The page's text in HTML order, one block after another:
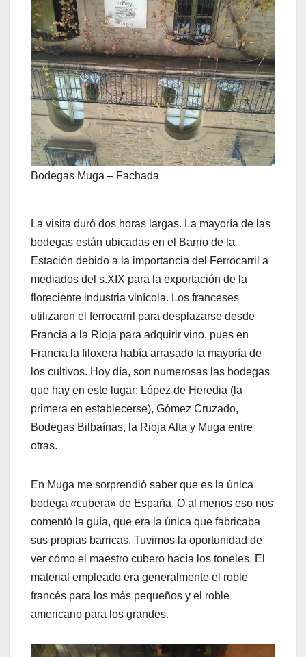
Bodegas Muga – Fachada
La visita duró dos horas largas. La mayoría de las
bodegas están ubicadas en el Barrio de la
Estación debido a la importancia del Ferrocarril a
mediados del s.XIX para la exportación de la
floreciente industria vinícola. Los franceses
utilizaron el ferrocarril para desplazarse desde
Francia a la Rioja para adquirir vino, pues en
Francia la filoxera había arrasado la mayoría de
los cultivos. Hoy día, son numerosas las bodegas
que hay en este lugar: López de Heredia (la
primera en establecerse), Gómez Cruzado,
Bodegas Bilbaínas, la Rioja Alta y Muga entre
otras.
En Muga me sorprendió saber que es la única
bodega «cubera» de España. O al menos eso nos
comentó la guía, que era la única que fabricaba
sus propias barricas. Tuvimos la oportunidad de
ver cómo el maestro cubero hacía los toneles. El
material empleado era generalmente el roble
francés para los más pequeños y el roble
americano para los grandes.